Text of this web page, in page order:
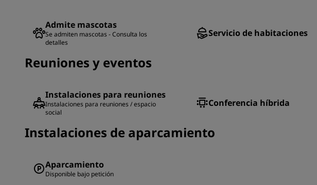
Admite mascotas
Se admiten mascotas - Consulta los
detalles
Servicio de habitaciones
Reuniones y eventos
Instalaciones para reuniones
Instalaciones para reuniones / espacio
social
Conferencia híbrida
Instalaciones de aparcamiento
Aparcamiento
Disponible bajo petición